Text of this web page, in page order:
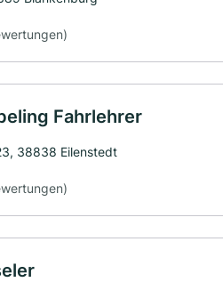
Fahrlehrer
38838 Eilenstedt